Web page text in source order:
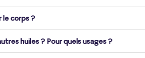
le corps ?
huiles ? Pour quels usages ?